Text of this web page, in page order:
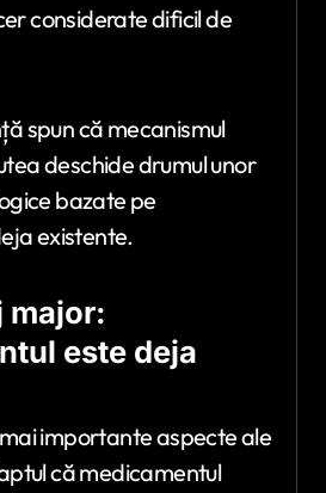
considerate dificil de
spun că mecanismul
deschide drumul unor
bazate pe
existente.
major:
este deja
importante aspecte ale
că medicamentul